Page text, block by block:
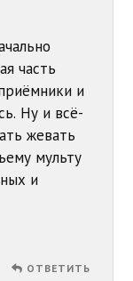
часть
и
Ну и всё-
жевать
мульту
и
ОТВЕТИТЬ